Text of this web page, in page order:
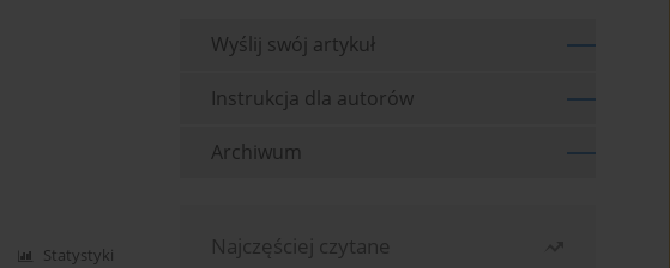
Statystyki
Wyślij swój artykuł
Instrukcja dla autorów
Archiwum
Najczęściej czytane